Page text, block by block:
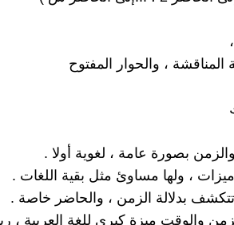
، والحوار المفتوح
بصورة عامة ، لغوية أولا .
ميزات ، ولها مساوئ مثل بقية اللغات .
تتكشف بدلالة الزمن ، والحاضر خاصة .
والوقت ميزة كبرى للغة العربية ،